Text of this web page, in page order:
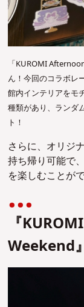
「KUROMI
ん！今回のコラボレ
館内インテリアをモ
種類があり、ランダ
ト！
さらに、オリジ
持ち帰り可能で
を楽しむことが
『
Weekend